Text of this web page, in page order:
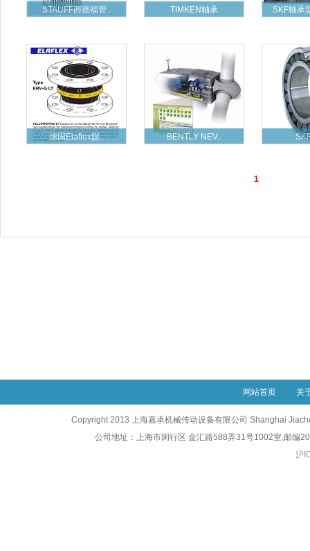
STAUFF西德福管.. TIMKEN轴承 SKF轴承
德国Elaflex膨.. BENTLY NEV..
1
网站首页 关
Copyright 2013 上海嘉承机械传动设备有限公司 Shanghai
公司地址：上海市闵行区 金汇路588弄31号1002室,邮编
沪